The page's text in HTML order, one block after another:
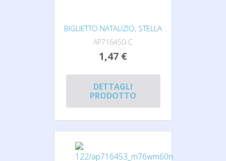
BIGLIETTO NATALIZIO, STELLA
AP716450-C
1,47 €
DETTAGLI
PRODOTTO